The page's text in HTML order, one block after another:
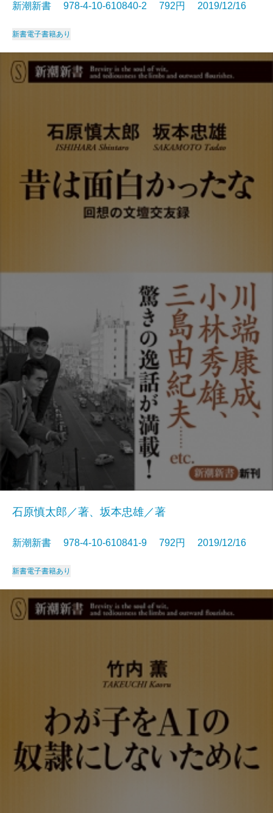
新潮新書 978-4-10-610840-2 792円 2019/12/16
新書電子書籍あり
石原慎太郎／著、坂本忠雄／著
新潮新書 978-4-10-610841-9 792円 2019/12/16
新書電子書籍あり